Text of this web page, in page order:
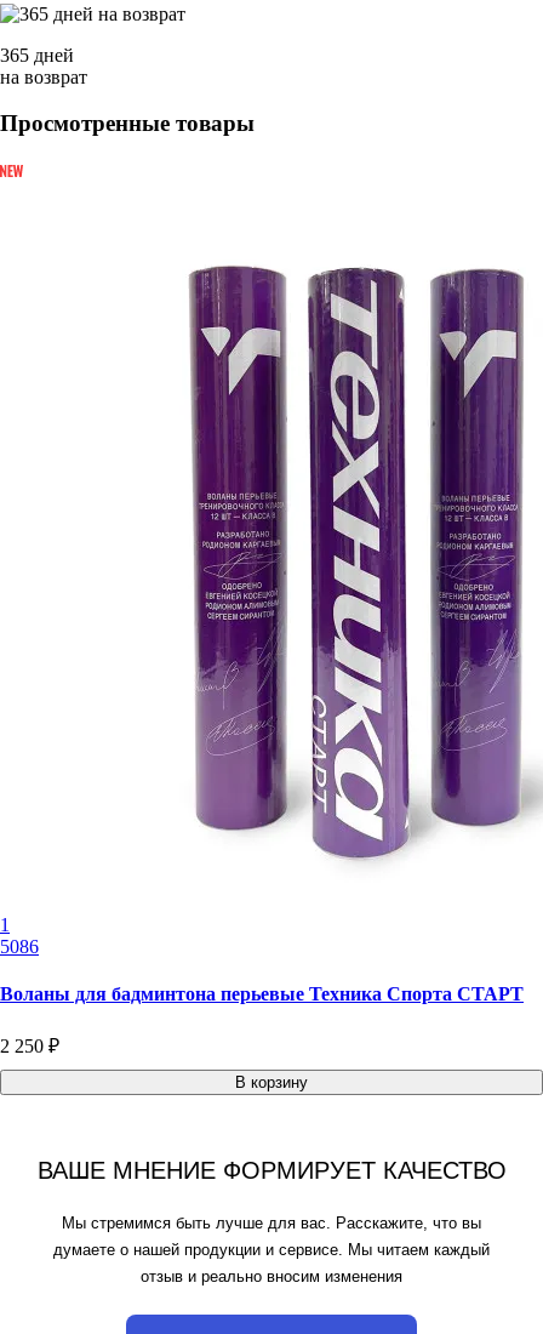
365 дней
на возврат
Просмотренные товары
1
5086
Воланы для бадминтона перьевые Техника Спорта СТАРТ
2 250 ₽
В корзину
ВАШЕ МНЕНИЕ ФОРМИРУЕТ КАЧЕСТВО
Мы стремимся быть лучше для вас. Расскажите, что вы
думаете о нашей продукции и сервисе. Мы читаем каждый
отзыв и реально вносим изменения